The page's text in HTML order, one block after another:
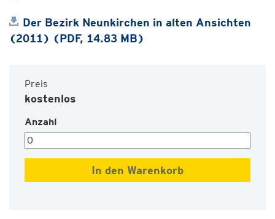
Der Bezirk Neunkirchen in alten Ansichten
(2011) (PDF, 14.83 MB)
Preis
kostenlos
Anzahl